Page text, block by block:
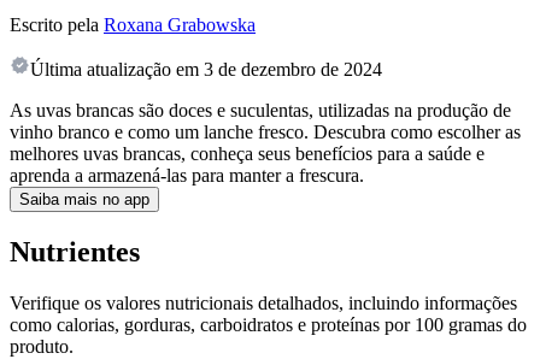
Escrito pela Roxana Grabowska
Última atualização em 3 de dezembro de 2024
As uvas brancas são doces e suculentas, utilizadas na produção de
vinho branco e como um lanche fresco. Descubra como escolher as
melhores uvas brancas, conheça seus benefícios para a saúde e
aprenda a armazená-las para manter a frescura.
Saiba mais no app
Nutrientes
Verifique os valores nutricionais detalhados, incluindo informações
como calorias, gorduras, carboidratos e proteínas por 100 gramas do
produto.